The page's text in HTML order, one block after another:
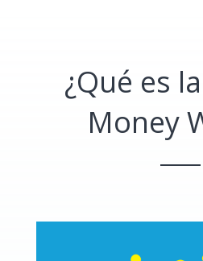
¿Qué es
Money